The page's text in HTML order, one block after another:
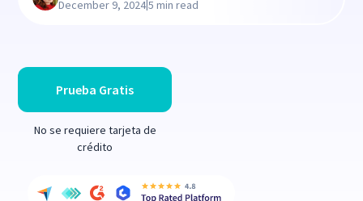
Prueba Gratis
No se requiere tarjeta de
crédito
December 9, 2024|5 min read